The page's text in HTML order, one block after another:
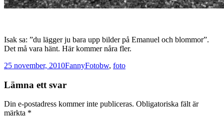
Isak sa: ”du lägger ju bara upp bilder på Emanuel och blommor”.
Det må vara hänt. Här kommer nåra fler.
Postat
25 november, 2010Författare
FannyKategorier
FotoTaggar
bw, foto
Lämna ett svar
Din e-postadress kommer inte publiceras. Obligatoriska fält är
märkta *